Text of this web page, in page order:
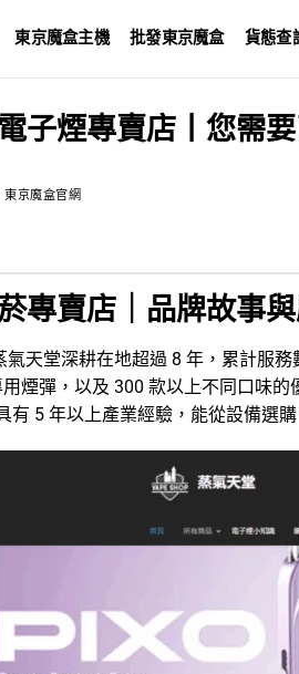
東京魔盒主機 批發東京魔盒 貨態查
子煙專賣店丨您需
東京魔盒官網
專賣店｜品牌故事
氣天堂深耕在地超過 8 年，累計服
煙彈，以及 300 款以上不同口味的
有 5 年以上產業經驗，能從設備選